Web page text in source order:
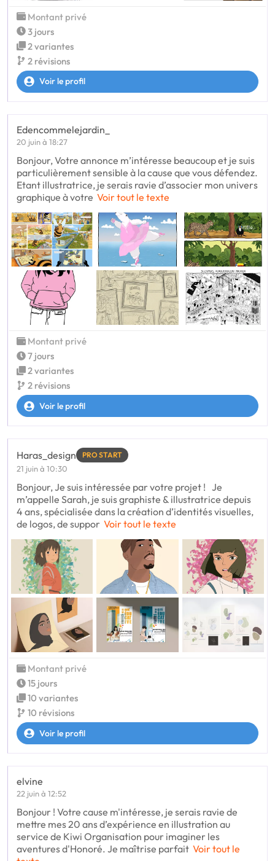
Montant privé
3 jours
2 variantes
2 révisions
Voir le profil
Edencommelejardin_
20 juin à 18:27
Bonjour, Votre annonce m’intéresse beaucoup et je suis
particulièrement sensible à la cause que vous défendez.
Etant illustratrice, je serais ravie d’associer mon univers
graphique à votre Voir tout le texte
Montant privé
7 jours
2 variantes
2 révisions
Voir le profil
Haras_design PRO START
21 juin à 10:30
Bonjour, Je suis intéressée par votre projet ! Je
m’appelle Sarah, je suis graphiste & illustratrice depuis
4 ans, spécialisée dans la création d’identités visuelles,
de logos, de suppor Voir tout le texte
Montant privé
15 jours
10 variantes
10 révisions
Voir le profil
elvine
22 juin à 12:52
Bonjour ! Votre cause m'intéresse, je serais ravie de
mettre mes 20 ans d’expérience en illustration au
service de Kiwi Organisation pour imaginer les
aventures d'Honoré. Je maîtrise parfait Voir tout le